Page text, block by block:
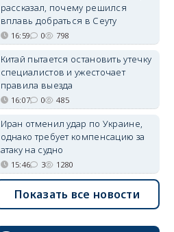
рассказал, почему решился
вплавь добраться в Сеуту
16:59 0 798
Китай пытается остановить утечку
специалистов и ужесточает
правила выезда
16:07 0 485
Иран отменил удар по Украине,
однако требует компенсацию за
атаку на судно
15:46 3 1280
Показать все новости